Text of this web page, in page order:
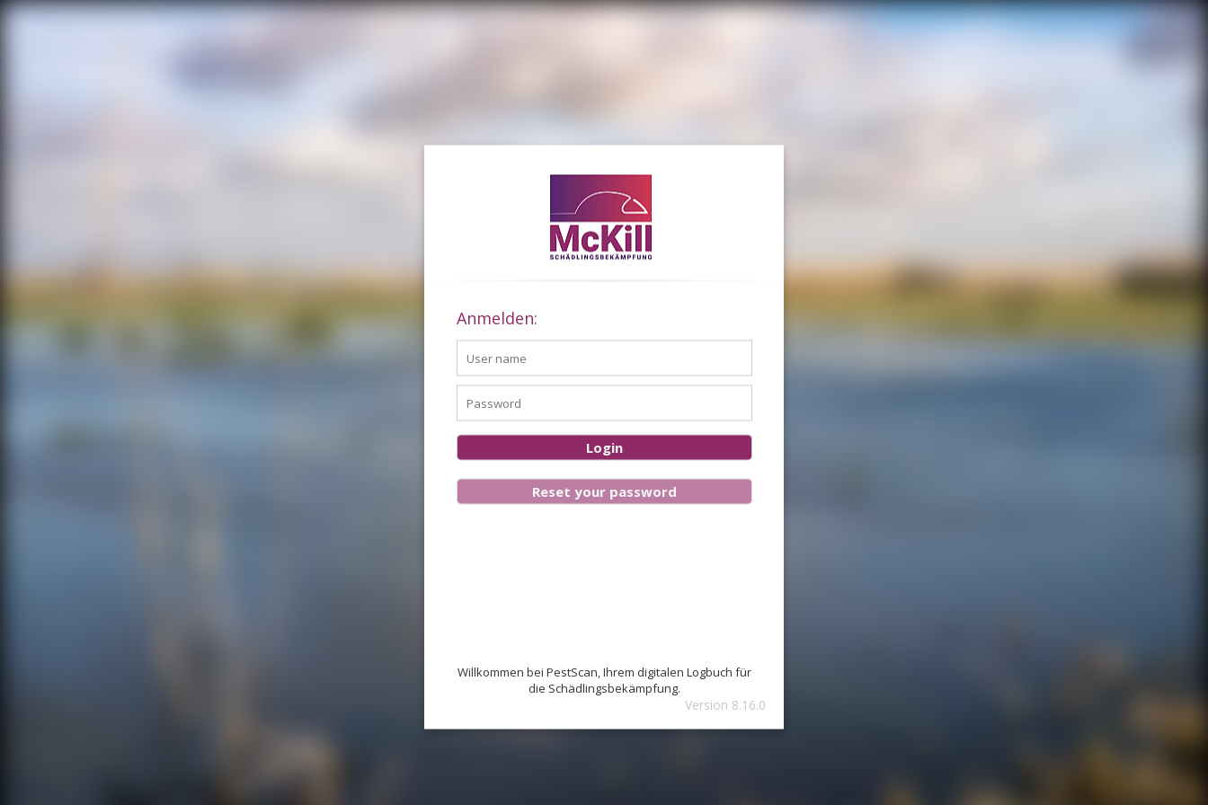
Anmelden:
Willkommen bei PestScan, Ihrem digitalen Logbuch für
die Schädlingsbekämpfung.
Version 8.16.0